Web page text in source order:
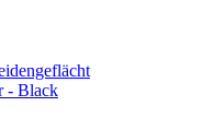
- Black